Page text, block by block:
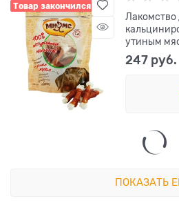
Товар закончился
Лакомство
утиным
247 руб.
ПОКАЗАТЬ